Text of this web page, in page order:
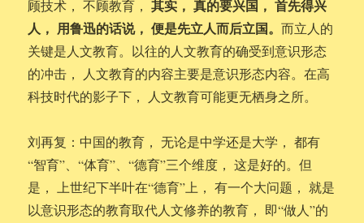
顾技术， 不顾教育，其实， 真的要兴国， 首先得兴
人， 用鲁迅的话说， 便是先立人而后立国。而立人的
关键是人文教育。以往的人文教育的确受到意识形态
的冲击， 人文教育的内容主要是意识形态内容。在高
科技时代的影子下， 人文教育可能更无栖身之所。
刘再复：中国的教育， 无论是中学还是大学， 都有
“智育”、“体育”、“德育”三个维度， 这是好的。但
是， 上世纪下半叶在“德育”上， 有一个大问题， 就是
以意识形态的教育取代人文修养的教育， 即“做人”的